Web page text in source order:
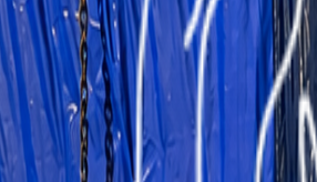
поскольку на каждом этапе